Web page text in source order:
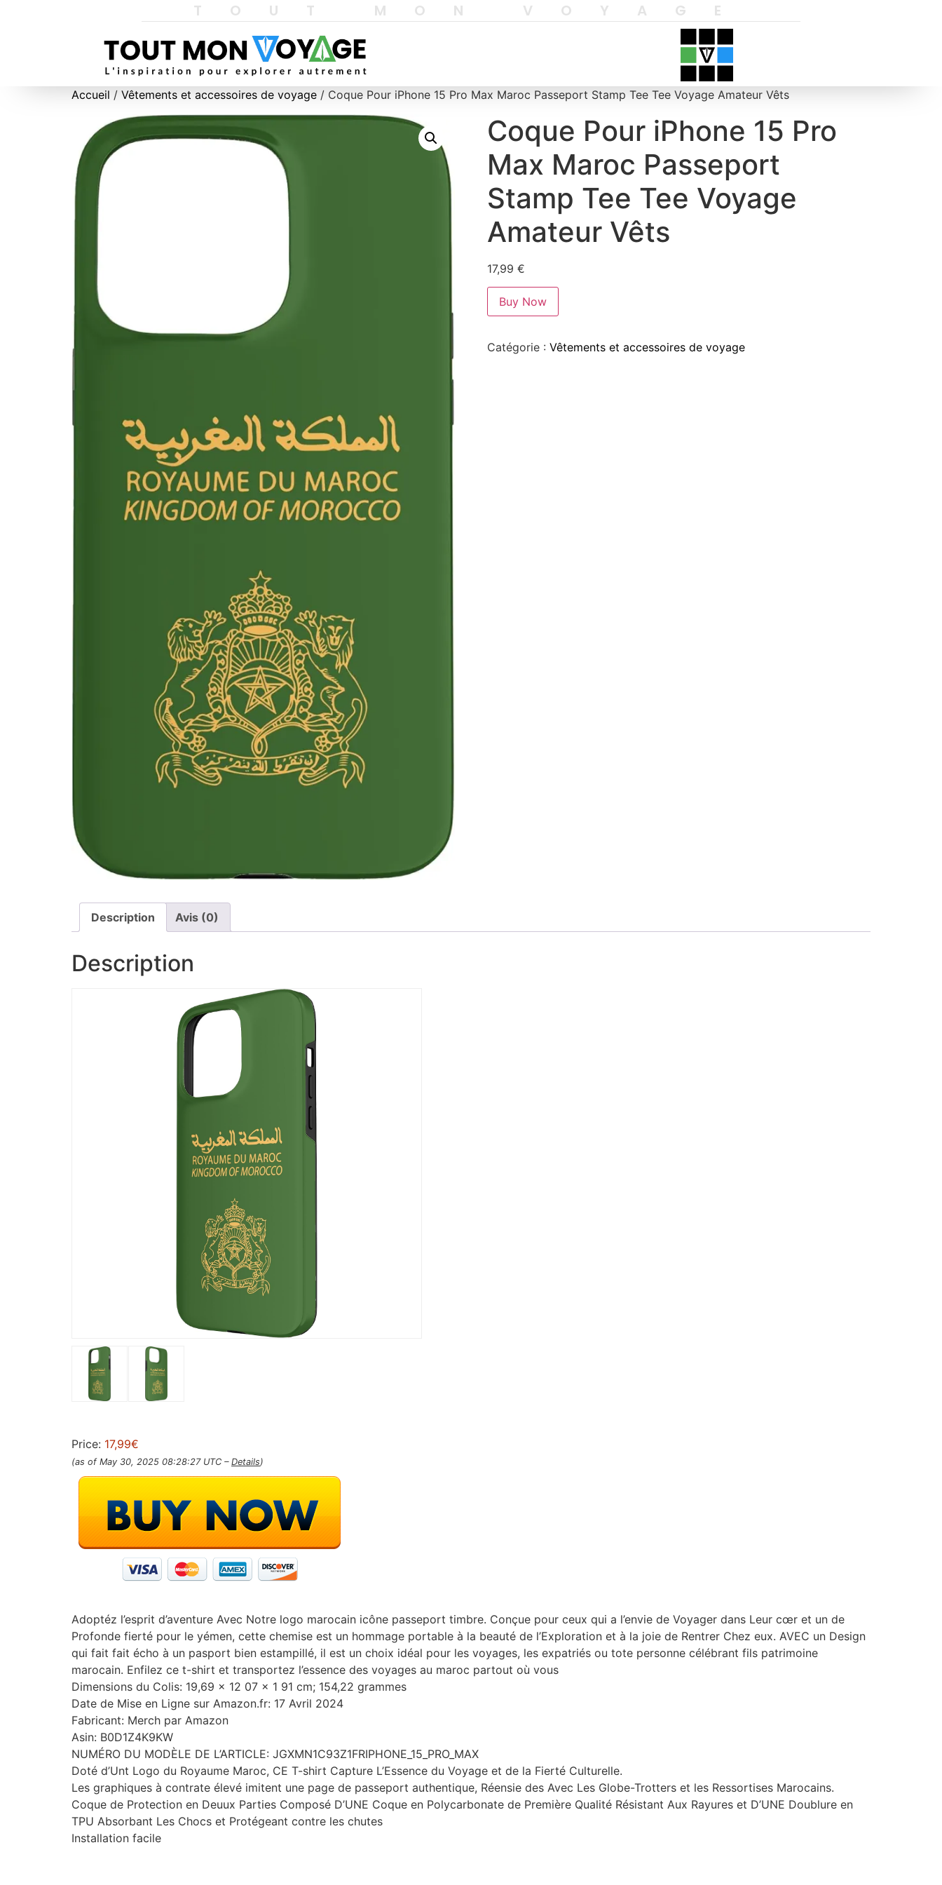
TOUT MON VOYAGE
Accueil / Vêtements et accessoires de voyage / Coque Pour iPhone 15 Pro Max Maroc Passeport Stamp Tee Tee Voyage Amateur Vêts
Coque Pour iPhone 15 Pro
Max Maroc Passeport
Stamp Tee Tee Voyage
Amateur Vêts
17,99 €
Buy Now
Catégorie : Vêtements et accessoires de voyage
Description Avis (0)
Description
Price: 17,99€
(as of May 30, 2025 08:28:27 UTC – Details)
Adoptéz l’esprit d’aventure Avec Notre logo marocain icône passeport timbre. Conçue pour ceux qui a l’envie de Voyager dans Leur cœr et un de
Profonde fierté pour le yémen, cette chemise est un hommage portable à la beauté de l’Exploration et à la joie de Rentrer Chez eux. AVEC un Design
qui fait fait écho à un pasport bien estampillé, il est un choix idéal pour les voyages, les expatriés ou tote personne célébrant fils patrimoine
marocain. Enfilez ce t-shirt et transportez l’essence des voyages au maroc partout où vous
Dimensions du Colis: 19,69 x 12 07 x 1 91 cm; 154,22 grammes
Date de Mise en Ligne sur Amazon.fr: 17 Avril 2024
Fabricant: Merch par Amazon
Asin: B0D1Z4K9KW
NUMÉRO DU MODÈLE DE L’ARTICLE: JGXMN1C93Z1FRIPHONE_15_PRO_MAX
Doté d’Unt Logo du Royaume Maroc, CE T-shirt Capture L’Essence du Voyage et de la Fierté Culturelle.
Les graphiques à contrate élevé imitent une page de passeport authentique, Réensie des Avec Les Globe-Trotters et les Ressortises Marocains.
Coque de Protection en Deuux Parties Composé D’UNE Coque en Polycarbonate de Première Qualité Résistant Aux Rayures et D’UNE Doublure en
TPU Absorbant Les Chocs et Protégeant contre les chutes
Installation facile